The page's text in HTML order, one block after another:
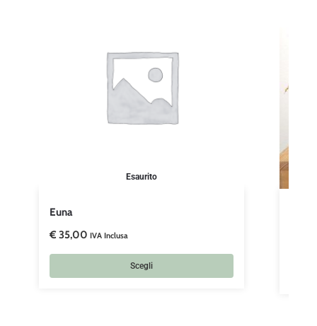
Esaurito
Euna
€ 35,00 IVA Inclusa
Scegli